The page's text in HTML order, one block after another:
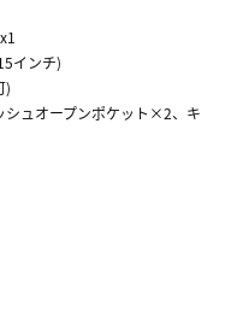
インチ)
)
シュオープンポケット×2、キ